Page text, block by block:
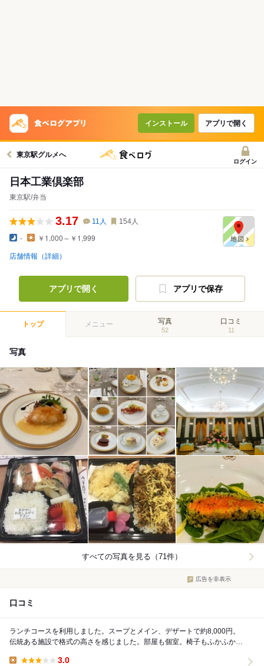
インストール アプリで開く
東京駅グルメへ
ログイン
日本工業倶楽部
東京駅/弁当
3.17 11 人 154人
- ￥1,000～￥1,999
店舗情報（詳細）
アプリで開く アプリで保存
トップ メニュー 写真
52
口コミ
11
写真
すべての写真を見る（71件）
広告を非表示
口コミ
ランチコースを利用しました。スープとメイン、デザートで約8,000円。
伝統ある施設で格式の高さを感じました。部屋も個室。椅子もふかふかで
3.0